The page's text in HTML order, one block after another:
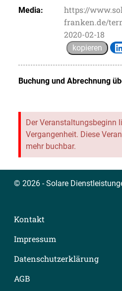
Media:
https://
franken.de/
2020-02-18
kopieren
Buchung und Abrechnung
Der Veranstaltungsbeginn
Vergangenheit. Diese
mehr buchbar.
© 2026 - Solare
Kontakt
Impressum
Datenschutzerklärung
AGB